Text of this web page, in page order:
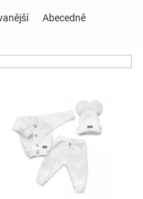
Abecedně